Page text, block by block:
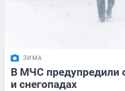
ЗИМА
В МЧС предупредили
и снегопадах